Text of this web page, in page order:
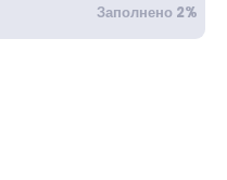
Заполнено 2%